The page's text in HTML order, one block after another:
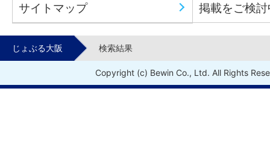
サイトマップ 掲載をご検
じょぶる大阪 検索結果
Copyright (c) Bewin Co., Ltd. All Rights